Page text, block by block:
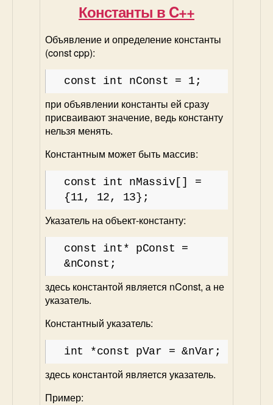
Константы в C++
Объявление и определение константы
(const cpp):
const int nConst = 1;
при объявлении константы ей сразу
присваивают значение, ведь константу
нельзя менять.
Константным может быть массив:
const int nMassiv[] =
{11, 12, 13};
Указатель на объект-константу:
const int* pConst =
&nConst;
здесь константой является nConst, а не
указатель.
Константный указатель:
int *const pVar = &nVar;
здесь константой является указатель.
Пример: